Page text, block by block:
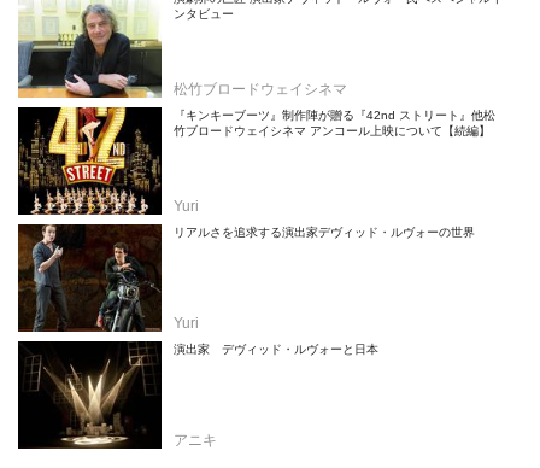
ンタビュー
松竹ブロードウェイシネマ
『キンキーブーツ』制作陣が贈る『42nd ストリート』他松
竹ブロードウェイシネマ アンコール上映について【続編】
Yuri
リアルさを追求する演出家デヴィッド・ルヴォーの世界
Yuri
演出家 デヴィッド・ルヴォーと日本
アニキ